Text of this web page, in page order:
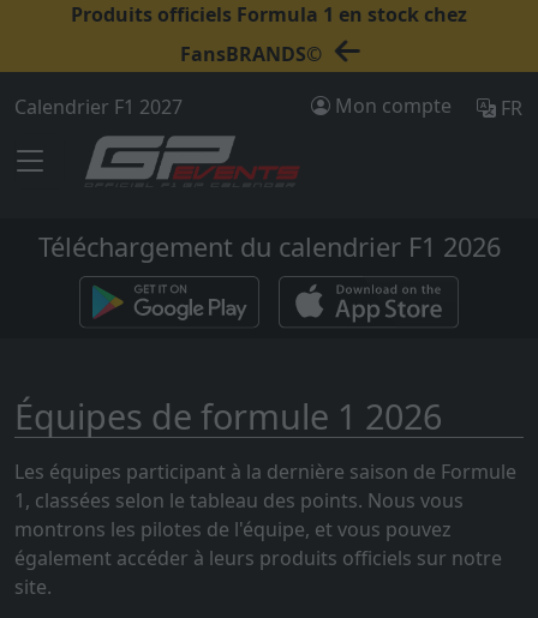
Produits officiels Formula 1 en stock chez
FansBRANDS©
Calendrier F1 2027 Mon compte FR
Téléchargement du calendrier F1 2026
Équipes de formule 1 2026
Les équipes participant à la dernière saison de Formule
1, classées selon le tableau des points. Nous vous
montrons les pilotes de l'équipe, et vous pouvez
également accéder à leurs produits officiels sur notre
site.